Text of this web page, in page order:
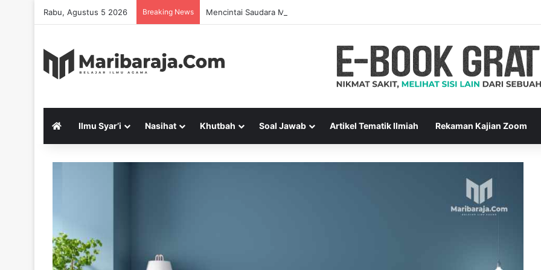
Rabu, Agustus 5 2026 Breaking News Mencintai Saudara Muslim Adalah Bukti Keimanan – Hadits Ke-13 Arbain Nawawi
Ilmu Syar’i Nasihat Khutbah Soal Jawab Artikel Tematik Ilmiah Rekaman Kajian Zoom